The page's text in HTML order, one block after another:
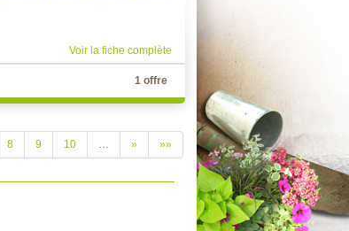
Voir la fiche complète
1 offre
8 9 10 … » »»